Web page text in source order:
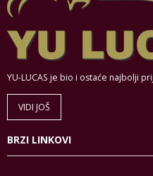
YU-LUCAS je bio i ostaće najbolji
VIDI JOŠ
BRZI LINKOVI